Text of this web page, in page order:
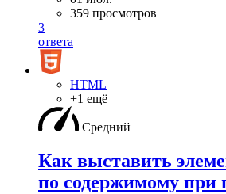
359 просмотров
3
ответа
HTML
+1 ещё
Средний
Как выставить
по содержимому при